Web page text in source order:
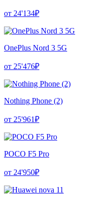
от 24'134₽
OnePlus Nord 3 5G
от 25'476₽
Nothing Phone (2)
от 25'961₽
POCO F5 Pro
от 24'950₽